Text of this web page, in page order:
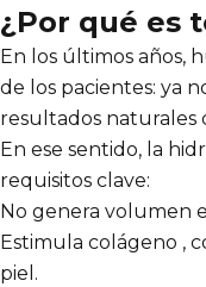
¿Por qué es
En los últimos años,
de los pacientes: ya
resultados naturales
En ese sentido, la
requisitos clave:
No genera volumen
Estimula colágeno ,
piel.